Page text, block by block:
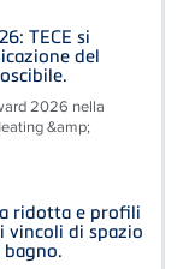
TECE si
del
2026 nella
&amp;
ridotta e profili
vincoli di spazio